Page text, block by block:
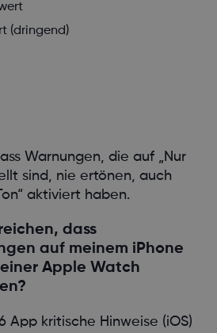
(dringend)
Warnungen, die auf „Nur
sind, nie ertönen, auch
aktiviert haben.
dass
auf meinem iPhone
Apple Watch
App kritische Hinweise (iOS)